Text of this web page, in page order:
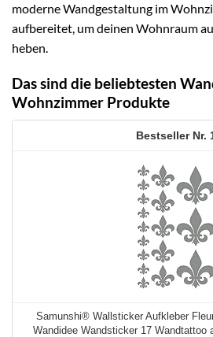
moderne Wandgestaltung im
aufbereitet, um deinen Wohnraum
heben.
Das sind die beliebtesten
Wohnzimmer Produkte
Samunshi® Wallsticker Aufkleber
Wandidee Wandsticker 17 Wandtattoo